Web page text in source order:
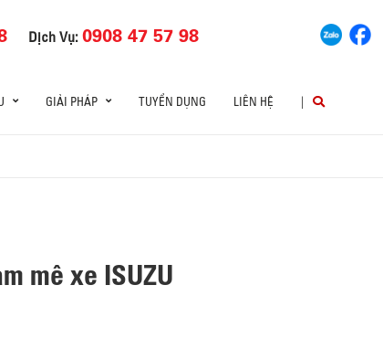
Dịch Vụ:0908 47 57 98
GIẢI PHÁP TUYỂN DỤNG LIÊN HỆ |
mê xe ISUZU